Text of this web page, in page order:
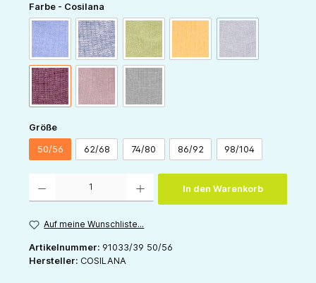
Farbe - Cosilana
blau-meliertmarine-meliertgrün-meliert gelb-meliertpflaume-meliert
(Diese Option ist
weinrot-meliertrosa-meliertgrau-meliert
Größeauswählen
50/56 62/68 74/80 86/92 98/104
In den Warenkorb
Auf meine Wunschliste...
Artikelnummer: 91033/39 50/56
Hersteller: COSILANA